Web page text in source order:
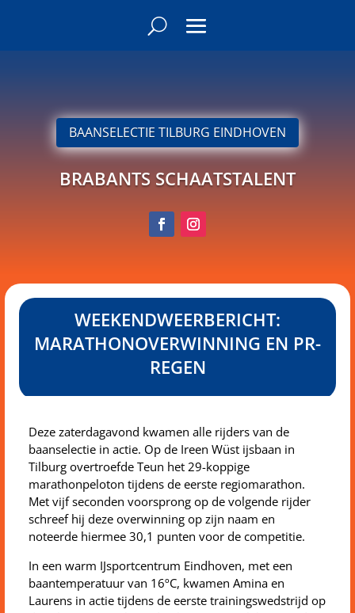
BAANSELECTIE TILBURG EINDHOVEN
BRABANTS SCHAATSTALENT
WEEKENDWEERBERICHT:
MARATHONOVERWINNING EN PR-
REGEN
Deze zaterdagavond kwamen alle rijders van de
baanselectie in actie. Op de Ireen Wüst ijsbaan in
Tilburg overtroefde Teun het 29-koppige
marathonpeloton tijdens de eerste regiomarathon.
Met vijf seconden voorsprong op de volgende rijder
schreef hij deze overwinning op zijn naam en
noteerde hiermee 30,1 punten voor de competitie.
In een warm IJsportcentrum Eindhoven, met een
baantemperatuur van 16ºC, kwamen Amina en
Laurens in actie tijdens de eerste trainingswedstrijd op